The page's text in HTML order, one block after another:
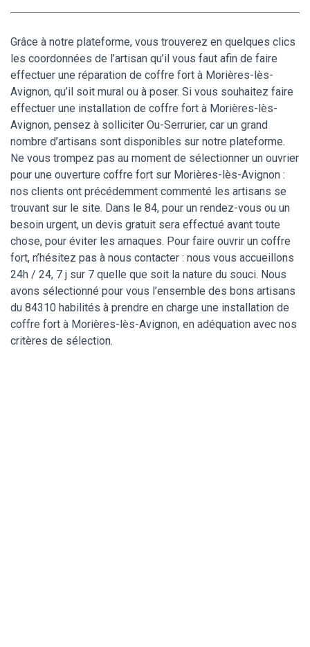
Grâce à notre plateforme, vous trouverez en quelques clics
les coordonnées de l’artisan qu’il vous faut afin de faire
effectuer une réparation de coffre fort à Morières-lès-
Avignon, qu’il soit mural ou à poser. Si vous souhaitez faire
effectuer une installation de coffre fort à Morières-lès-
Avignon, pensez à solliciter Ou-Serrurier, car un grand
nombre d’artisans sont disponibles sur notre plateforme.
Ne vous trompez pas au moment de sélectionner un ouvrier
pour une ouverture coffre fort sur Morières-lès-Avignon :
nos clients ont précédemment commenté les artisans se
trouvant sur le site. Dans le 84, pour un rendez-vous ou un
besoin urgent, un devis gratuit sera effectué avant toute
chose, pour éviter les arnaques. Pour faire ouvrir un coffre
fort, n’hésitez pas à nous contacter : nous vous accueillons
24h / 24, 7 j sur 7 quelle que soit la nature du souci. Nous
avons sélectionné pour vous l’ensemble des bons artisans
du 84310 habilités à prendre en charge une installation de
coffre fort à Morières-lès-Avignon, en adéquation avec nos
critères de sélection.